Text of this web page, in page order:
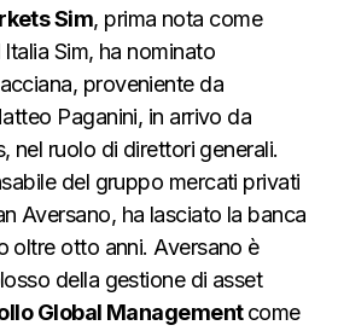
Sim, prima nota come
Sim, ha nominato
proveniente da
Paganini, in arrivo da
nel ruolo di direttori generali.
del gruppo mercati privati
Aversano, ha lasciato la banca
oltre otto anni. Aversano è
della gestione di asset
Global Managementcome